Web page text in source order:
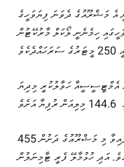
މަޝްރޫއުގެ ދެވަނަ ފިޔަވަހީގެ
ހިމެނެނީ ލޯކަލް މާރުކޭޓުން
އެމްޓީސީސީއާ ހަވާލުކުރީ މިދިޔަ
455 ދުވަހުގެ މުއްދަތެއްގެ ތެރޭގައި ނިންމުމަށް ކަނޑައެޅިފައިވާ މި މަޝްރޫޢުގެ ދަށުން
4 ލޭނު ބިނާކުރާނެއެވެ. އަދި ހުޅުމާލޭ ފެރީ ޓާމިނަލުން